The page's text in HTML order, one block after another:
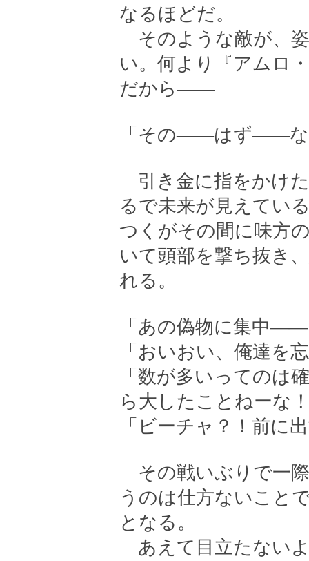
なるほどだ。
そのような敵が、
い。何より『アムロ
だから――
「その――はず――な
引き金に指をかけ
るで未来が見えてい
つくがその間に味方
いて頭部を撃ち抜き
れる。
「あの偽物に集中
「おいおい、俺達を
「数が多いってのは
ら大したことねーな
「ビーチャ？！前に
その戦いぶりで一
うのは仕方ないこと
となる。
あえて目立たない